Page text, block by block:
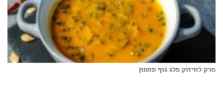
מרק לחיזוק פלג גוף תחתון